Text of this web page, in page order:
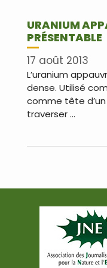
URANIUM
PRÉSENTABLE
17 août 2013
L’uranium
dense. Utilisé
comme tête
traverser …